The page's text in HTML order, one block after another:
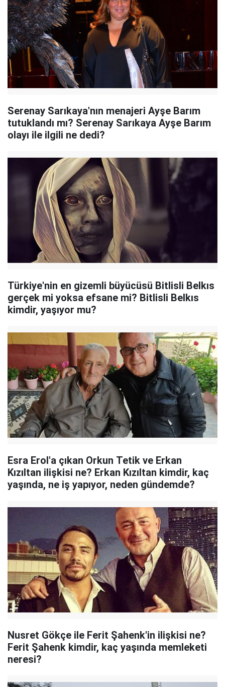
Serenay Sarıkaya'nın menajeri Ayşe Barım
tutuklandı mı? Serenay Sarıkaya Ayşe Barım
olayı ile ilgili ne dedi?
Türkiye'nin en gizemli büyücüsü Bitlisli Belkıs
gerçek mi yoksa efsane mi? Bitlisli Belkıs
kimdir, yaşıyor mu?
Esra Erol'a çıkan Orkun Tetik ve Erkan
Kızıltan ilişkisi ne? Erkan Kızıltan kimdir, kaç
yaşında, ne iş yapıyor, neden gündemde?
Nusret Gökçe ile Ferit Şahenk'in ilişkisi ne?
Ferit Şahenk kimdir, kaç yaşında memleketi
neresi?